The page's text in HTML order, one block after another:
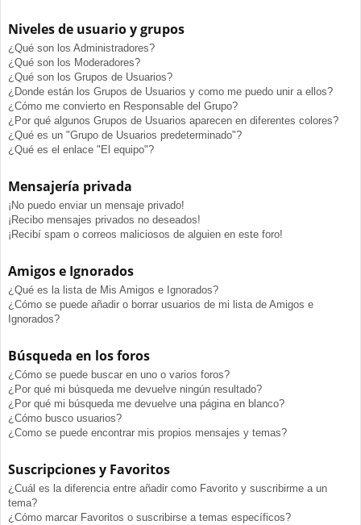
Niveles de usuario y grupos
¿Qué son los Administradores?
¿Qué son los Moderadores?
¿Qué son los Grupos de Usuarios?
¿Donde están los Grupos de Usuarios y como me puedo unir a ellos?
¿Cómo me convierto en Responsable del Grupo?
¿Por qué algunos Grupos de Usuarios aparecen en diferentes colores?
¿Qué es un "Grupo de Usuarios predeterminado"?
¿Qué es el enlace "El equipo"?
Mensajería privada
¡No puedo enviar un mensaje privado!
¡Recibo mensajes privados no deseados!
¡Recibí spam o correos maliciosos de alguien en este foro!
Amigos e Ignorados
¿Qué es la lista de Mis Amigos e Ignorados?
¿Cómo se puede añadir o borrar usuarios de mi lista de Amigos e
Ignorados?
Búsqueda en los foros
¿Cómo se puede buscar en uno o varios foros?
¿Por qué mi búsqueda me devuelve ningún resultado?
¿Por qué mi búsqueda me devuelve una página en blanco?
¿Cómo busco usuarios?
¿Como se puede encontrar mis propios mensajes y temas?
Suscripciones y Favoritos
¿Cuál es la diferencia entre añadir como Favorito y suscribirme a un
tema?
¿Cómo marcar Favoritos o suscribirse a temas específicos?